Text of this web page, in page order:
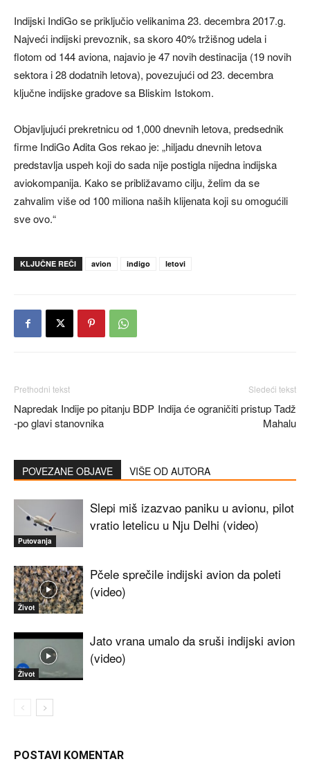
Indijski IndiGo se priključio velikanima 23. decembra 2017.g.
Najveći indijski prevoznik, sa skoro 40% tržišnog udela i
flotom od 144 aviona, najavio je 47 novih destinacija (19 novih
sektora i 28 dodatnih letova), povezujući od 23. decembra
ključne indijske gradove sa Bliskim Istokom.
Objavljujući prekretnicu od 1,000 dnevnih letova, predsednik
firme IndiGo Adita Gos rekao je: „hiljadu dnevnih letova
predstavlja uspeh koji do sada nije postigla nijedna indijska
aviokompanija. Kako se približavamo cilju, želim da se
zahvalim više od 100 miliona naših klijenata koji su omogućili
sve ovo.“
KLJUČNE REČI avion indigo letovi
Prethodni tekst
Napredak Indije po pitanju BDP
-po glavi stanovnika
Sledeći tekst
Indija će ograničiti pristup Tadž
Mahalu
POVEZANE OBJAVE VIŠE OD AUTORA
Putovanja
Slepi miš izazvao paniku u avionu, pilot
vratio letelicu u Nju Delhi (video)
Život
Pčele sprečile indijski avion da poleti
(video)
Život
Jato vrana umalo da sruši indijski avion
(video)
POSTAVI KOMENTAR